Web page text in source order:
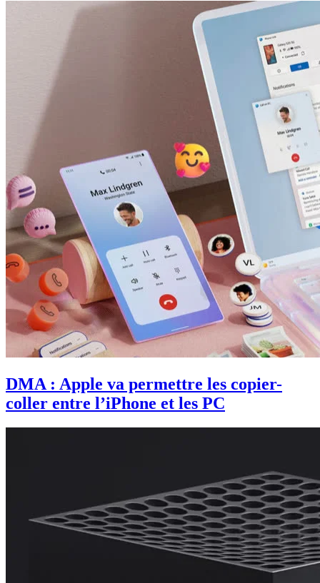
DMA : Apple va permettre les copier-
coller entre l’iPhone et les PC